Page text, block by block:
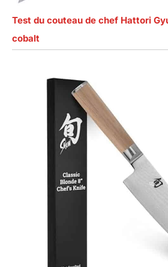
Test du couteau de chef Hattori
cobalt